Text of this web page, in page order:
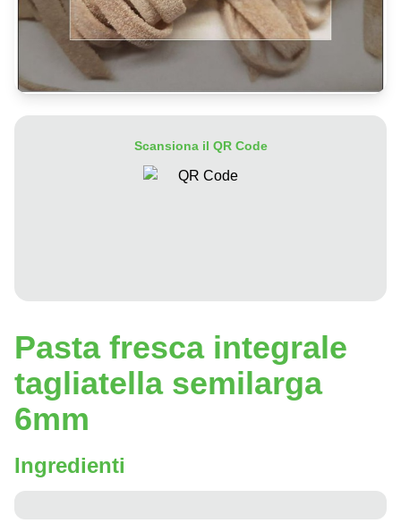
Scansiona il QR Code
Pasta fresca integrale
tagliatella semilarga
6mm
Ingredienti